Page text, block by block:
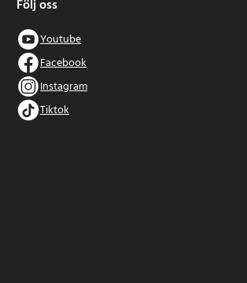
Följ oss
Youtube
Facebook
Instagram
Tiktok